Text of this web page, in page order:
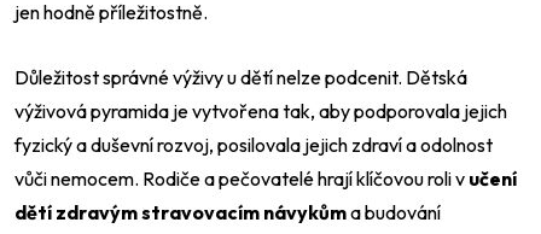
jen hodně příležitostně.
Důležitost správné výživy u dětí nelze podcenit. Dětská
výživová pyramida je vytvořena tak, aby podporovala jejich
fyzický a duševní rozvoj, posilovala jejich zdraví a odolnost
vůči nemocem. Rodiče a pečovatelé hrají klíčovou roli v učení
dětí zdravým stravovacím návykůma budování